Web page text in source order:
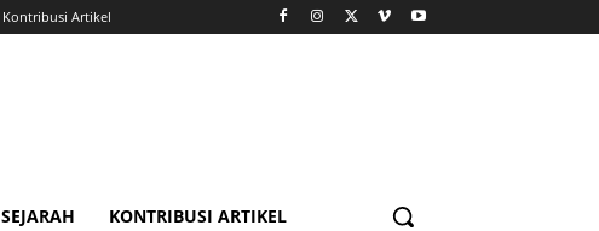
Kontribusi Artikel
SEJARAH KONTRIBUSI ARTIKEL